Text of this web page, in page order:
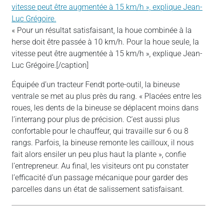
« Pour un résultat satisfaisant, la houe combinée à la
herse doit être passée à 10 km/h. Pour la houe seule, la
vitesse peut être augmentée à 15 km/h », explique Jean-
Luc Grégoire.[/caption]
Équipée d’un tracteur Fendt porte-outil, la bineuse
ventrale se met au plus près du rang. « Placées entre les
roues, les dents de la bineuse se déplacent moins dans
l’interrang pour plus de précision. C’est aussi plus
confortable pour le chauffeur, qui travaille sur 6 ou 8
rangs. Parfois, la bineuse remonte les cailloux, il nous
fait alors ensiler un peu plus haut la plante », confie
l’entrepreneur. Au final, les visiteurs ont pu constater
l’efficacité d’un passage mécanique pour garder des
parcelles dans un état de salissement satisfaisant.